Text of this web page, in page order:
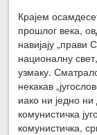
Крајем
прошлог века,
навијају „прави
националну
узмаку.
некакав
иако ни једно ни
комунистичка
комунистичка,